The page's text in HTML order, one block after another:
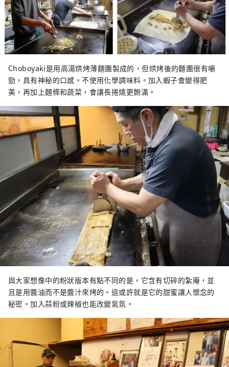
Choboyaki是用高湯烘烤薄麵團製成的，但烘烤後的麵團很有嚼
勁，具有神秘的口感。不使用化學調味料。加入蝦子會變得肥
美，再加上麵條和蔬菜，會讓長捲燒更飽滿。
與大家想像中的粉狀版本有點不同的是，它含有切碎的紮庵，並
且是用醬油而不是醬汁來烤的。這或許就是它的甜蜜讓人懷念的
秘密。加入蒜粉或辣椒也能改變氣氛。